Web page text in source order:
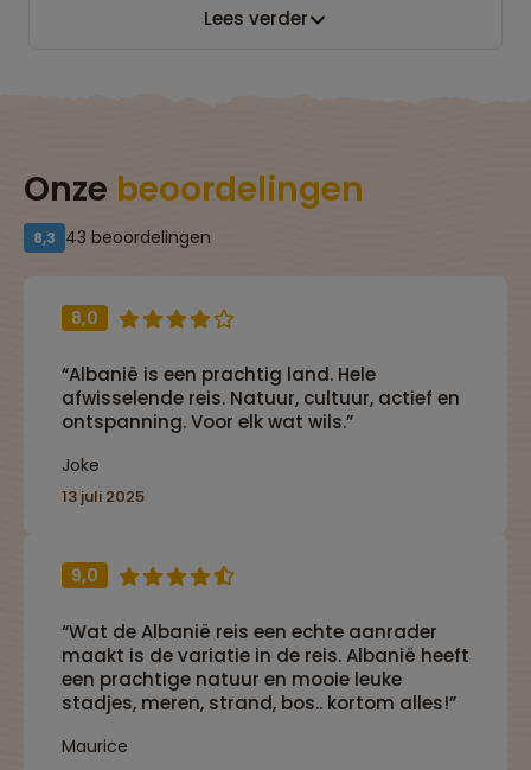
Lees verder
Onze beoordelingen
8,3 43 beoordelingen
8,0
“Albanië is een prachtig land. Hele
afwisselende reis. Natuur, cultuur, actief en
ontspanning. Voor elk wat wils.”
Joke
13 juli 2025
9,0
“Wat de Albanië reis een echte aanrader
maakt is de variatie in de reis. Albanië heeft
een prachtige natuur en mooie leuke
stadjes, meren, strand, bos.. kortom alles!”
Maurice